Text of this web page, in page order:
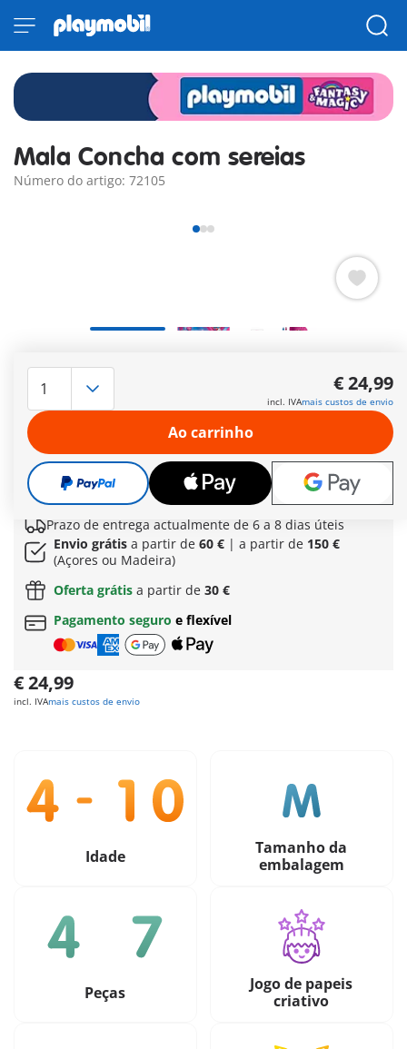
Mala Concha com sereias
Número do artigo: 72105
duas sereias arranjam-se e brindam com um sumo delicioso.
Com um espelho que pode ser decorado, etiquetas que
podem ser escritas e muitos acessórios de maquilhagem, o
cenário pode ser sempre remodelado. A trança da sereia
pode ser decorada com diferentes acessórios – e graças à
alça de silicone macio, a bolsa é ideal para ser transportada e
pode ser usada confortavelmente no pulso.
Mais informações
Prazo de entrega actualmente de 6 a 8 dias úteis
Envio grátis a partir de 60 € | a partir de 150 €
(Açores ou Madeira)
Oferta grátis a partir de 30 €
Pagamento seguro e flexível
€ 24,99
incl. IVAmais custos de envio
€ 24,99
incl. IVAmais custos de envio
Ao carrinho
Idade
Tamanho da
embalagem
Peças
Jogo de papeis
criativo